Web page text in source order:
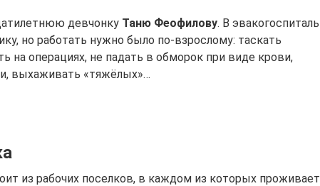
девчонку Таню Феофилову. В эвакогоспиталь
но работать нужно было по-взрослому: таскать
на операциях, не падать в обморок при виде крови,
выхаживать «тяжёлых»…
из рабочих поселков, в каждом из которых проживает